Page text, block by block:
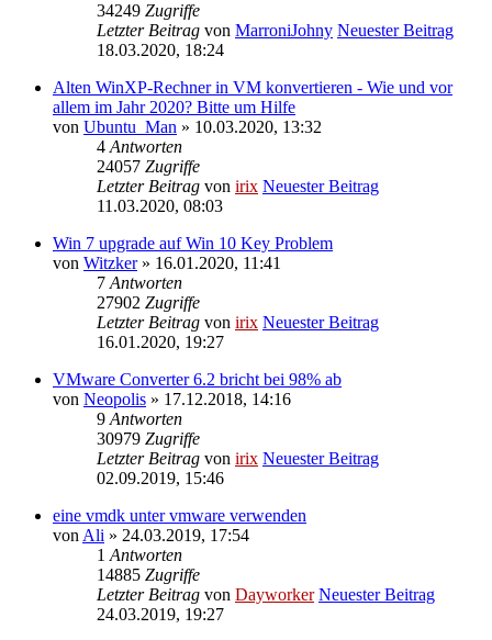
34249 Zugriffe
Letzter Beitrag von MarroniJohny Neuester Beitrag
18.03.2020, 18:24
Alten WinXP-Rechner in VM konvertieren - Wie und vor
allem im Jahr 2020? Bitte um Hilfe
von Ubuntu_Man » 10.03.2020, 13:32
4 Antworten
24057 Zugriffe
Letzter Beitrag von irix Neuester Beitrag
11.03.2020, 08:03
Win 7 upgrade auf Win 10 Key Problem
von Witzker» 16.01.2020, 11:41
7 Antworten
27902 Zugriffe
Letzter Beitrag von irix Neuester Beitrag
16.01.2020, 19:27
VMware Converter 6.2 bricht bei 98% ab
von Neopolis » 17.12.2018, 14:16
9 Antworten
30979 Zugriffe
Letzter Beitrag von irix Neuester Beitrag
02.09.2019, 15:46
eine vmdk unter vmware verwenden
von Ali » 24.03.2019, 17:54
1 Antworten
14885 Zugriffe
Letzter Beitrag von Dayworker Neuester Beitrag
24.03.2019, 19:27